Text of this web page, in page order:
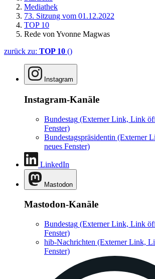
Mediathek
73. Sitzung vom 01.12.2022
TOP 10
Rede von Yvonne Magwas
zurück zu: TOP 10 ()
Instagram
Instagram-Kanäle
Bundestag (Externer Link, Link
Fenster)
Bundestagspräsidentin (Externer
neues Fenster)
LinkedIn
Mastodon
Mastodon-Kanäle
Bundestag (Externer Link, Link
Fenster)
hib-Nachrichten (Externer Link,
Fenster)